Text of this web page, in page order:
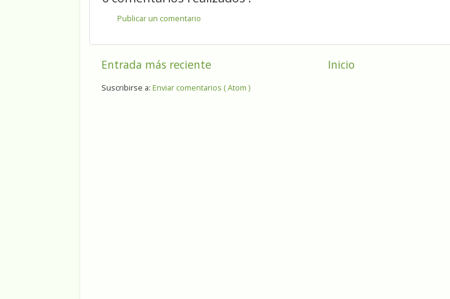
Publicar un comentario
Entrada más reciente Inicio
Suscribirse a: Enviar comentarios ( Atom )